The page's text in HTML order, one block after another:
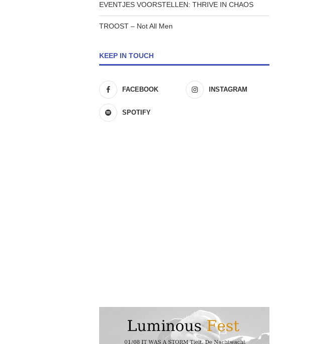
EVENTJES VOORSTELLEN: THRIVE IN CHAOS
TROOST – Not All Men
KEEP IN TOUCH
FACEBOOK INSTAGRAM
SPOTIFY